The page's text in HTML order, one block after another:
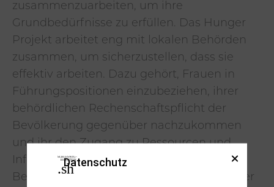
zusammenzuarbeiten, um ihre
Grundbedürfnisse zu erfüllen. Das Hunger
Projekt arbeitet eng mit lokalen Behörden
zusammen, um sicherzustellen, dass sie
effektiv arbeiten. Dazu gehört, Frauen in
Führungspositionen einzubeziehen, ihrer
behördlichen Rechenschaftspflicht der
Bevölkerung gegenüber nachzukommen
und ihr den Zugang zu Ressourcen und
Informationen zu ermöglichen. Um lokale
Behörden zu stärken, setzt sich Das Hunger
Datenschutz